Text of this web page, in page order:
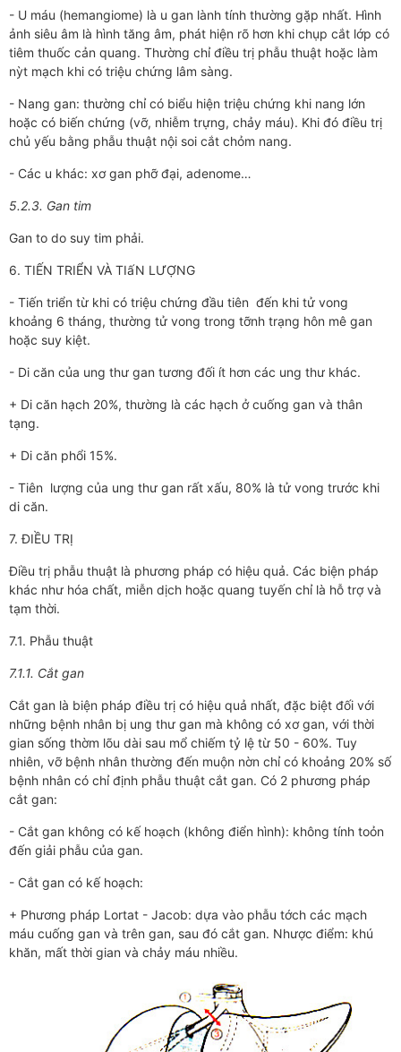
- U máu (hemangiome) là u gan lành tính thường gặp nhất. Hình
ảnh siêu âm là hình tăng âm, phát hiện rõ hơn khi chụp cắt lớp có
tiêm thuốc cản quang. Thường chỉ điều trị phẫu thuật hoặc làm
nỳt mạch khi có triệu chứng lâm sàng.
- Nang gan: thường chỉ có biểu hiện triệu chứng khi nang lớn
hoặc có biến chứng (vỡ, nhiễm trựng, chảy máu). Khi đó điều trị
chủ yếu bằng phẫu thuật nội soi cắt chỏm nang.
- Các u khác: xơ gan phỡ đại, adenome…
5.2.3. Gan tim
Gan to do suy tim phải.
6. TIẾN TRIỂN VÀ TIấN LƯỢNG
- Tiến triển từ khi có triệu chứng đầu tiên đến khi tử vong
khoảng 6 tháng, thường tử vong trong tỡnh trạng hôn mê gan
hoặc suy kiệt.
- Di căn của ung thư gan tương đối ít hơn các ung thư khác.
+ Di căn hạch 20%, thường là các hạch ở cuống gan và thân
tạng.
+ Di căn phổi 15%.
- Tiên lượng của ung thư gan rất xấu, 80% là tử vong trước khi
di căn.
7. ĐIỀU TRỊ
Điều trị phẫu thuật là phương pháp có hiệu quả. Các biện pháp
khác như hóa chất, miễn dịch hoặc quang tuyến chỉ là hỗ trợ và
tạm thời.
7.1. Phẫu thuật
7.1.1. Cắt gan
Cắt gan là biện pháp điều trị có hiệu quả nhất, đặc biệt đối với
những bệnh nhân bị ung thư gan mà không có xơ gan, với thời
gian sống thờm lõu dài sau mổ chiếm tỷ lệ từ 50 - 60%. Tuy
nhiên, vỡ bệnh nhân thường đến muộn nờn chỉ có khoảng 20% số
bệnh nhân có chỉ định phẫu thuật cắt gan. Có 2 phương pháp
cắt gan:
- Cắt gan không có kế hoạch (không điển hình): không tính toỏn
đến giải phẫu của gan.
- Cắt gan có kế hoạch:
+ Phương pháp Lortat - Jacob: dựa vào phẫu tớch các mạch
máu cuống gan và trên gan, sau đó cắt gan. Nhược điểm: khú
khăn, mất thời gian và chảy máu nhiều.